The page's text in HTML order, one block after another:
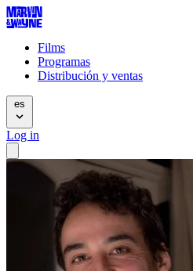
Films
Programas
Distribución y ventas
es
Log in